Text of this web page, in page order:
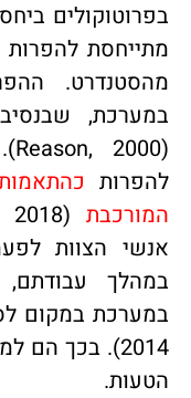
מתייחסת להפרות
מהסטנדרט.
במערכת,
להפרותכהתאמות
המורכבת
אנשי הצוות
במהלך
2014). בכך הם
הטעות.